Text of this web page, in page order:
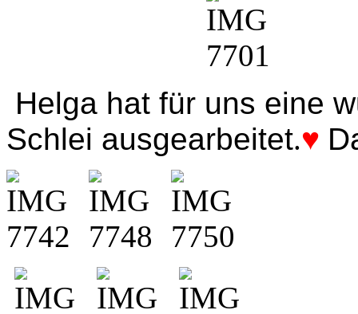
Helga hat für uns eine
Schlei ausgearbeitet.♥